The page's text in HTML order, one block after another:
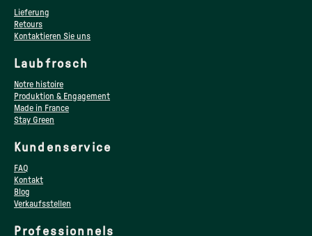
Lieferung
Retours
Kontaktieren Sie uns
Laubfrosch
Notre histoire
Produktion & Engagement
Made in France
Stay Green
Kundenservice
FAQ
Kontakt
Blog
Verkaufsstellen
Professionnels